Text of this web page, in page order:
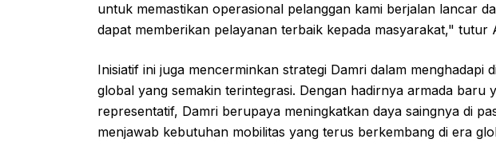
untuk memastikan operasional pelanggan kami berjalan lancar
dapat memberikan pelayanan terbaik kepada masyarakat," tutur
Inisiatif ini juga mencerminkan strategi Damri dalam menghadapi
global yang semakin terintegrasi. Dengan hadirnya armada baru
representatif, Damri berupaya meningkatkan daya saingnya di
menjawab kebutuhan mobilitas yang terus berkembang di era